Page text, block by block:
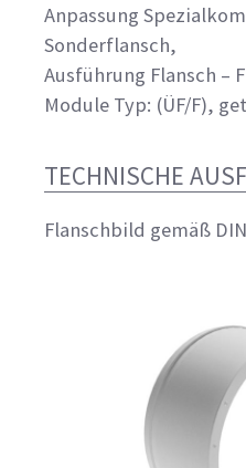
Anpassung
Sonderflansch,
Ausführung Flansch –
Module Typ: (ÜF/F),
TECHNISCHE
Flanschbild gemäß